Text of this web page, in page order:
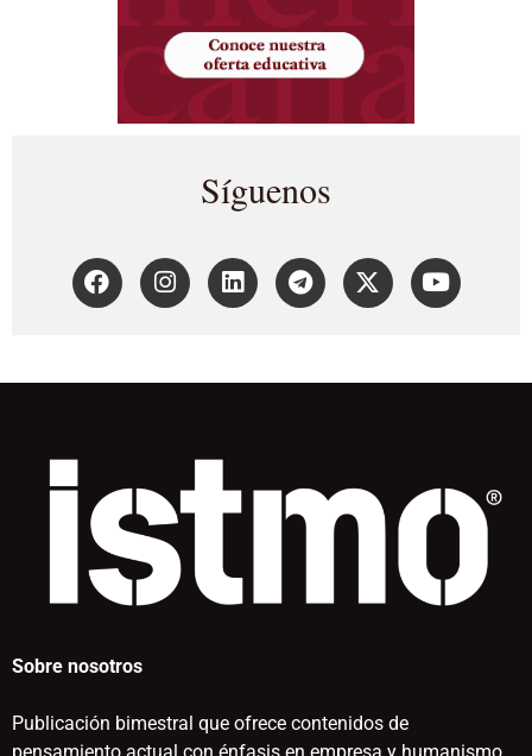
Síguenos
Sobre nosotros
Publicación bimestral que ofrece contenidos de